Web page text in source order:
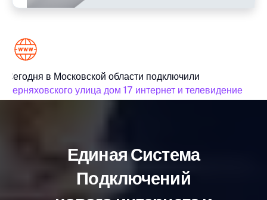
Сегодня в Московской области подключили
Черняховского улица дом 17 интернет и телевидение
Единая Система
Подключений